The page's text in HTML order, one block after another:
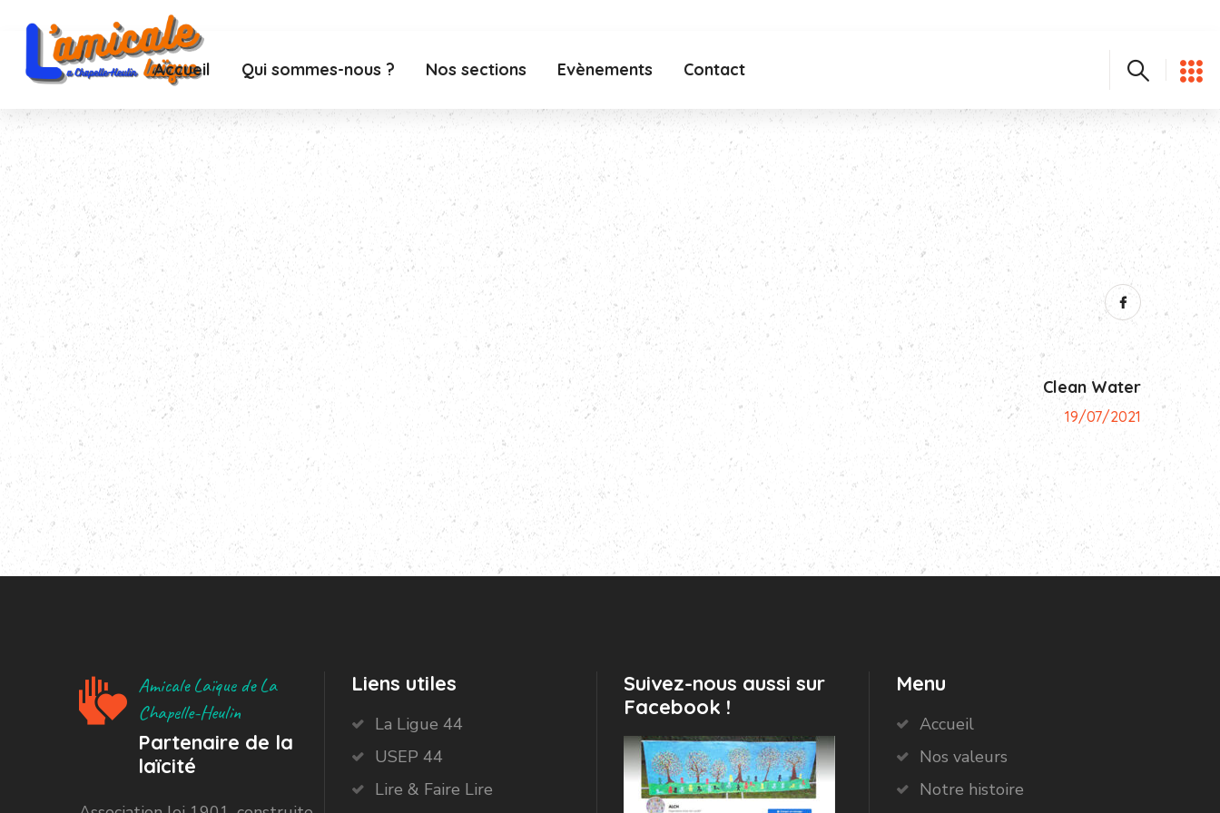
Accueil Qui sommes-nous ? Nos sections Evènements Contact
Clean Water
19/07/2021
Amicale Laïque de La
Chapelle-Heulin
Partenaire de la
laïcité
Liens utiles
La Ligue 44
USEP 44
Lire & Faire Lire
Suivez-nous aussi sur
Facebook !
Menu
Accueil
Nos valeurs
Notre histoire